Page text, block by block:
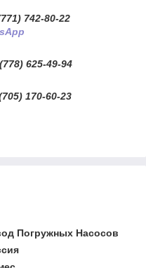
80-22
625-49-94
170-60-23
Погружных Насосов